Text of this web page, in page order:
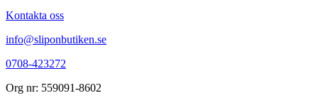
Kontakta oss
info@sliponbutiken.se
0708-423272
Org nr: 559091-8602